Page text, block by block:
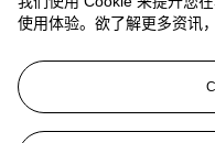
Valérie DidierHead of
vdidier@christies.com+33
使用体验。欲了解更多资讯